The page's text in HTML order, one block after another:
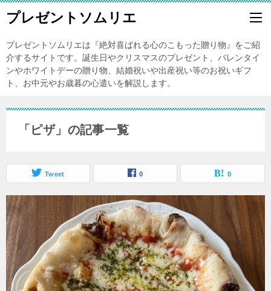
プレゼントソムリエ
プレゼントソムリエは『絶対喜ばれる心のこもった贈り物』をご紹
介するサイトです。誕生日やクリスマスのプレゼント、バレンタイ
ンやホワイトデーの贈り物、結婚祝いや出産祝い等のお祝いギフ
ト、お中元やお歳暮の心遣いを解説します。
「ピザ」の記事一覧
Tweet 0 0